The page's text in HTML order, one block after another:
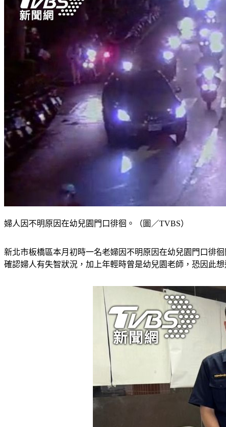
婦人因不明原因在幼兒園門口徘徊。（圖／TVBS）
新北市板橋區本月初時一名老婦因不明原因在幼兒園門口徘
確認婦人有失智狀況，加上年輕時曾是幼兒園老師，恐因此